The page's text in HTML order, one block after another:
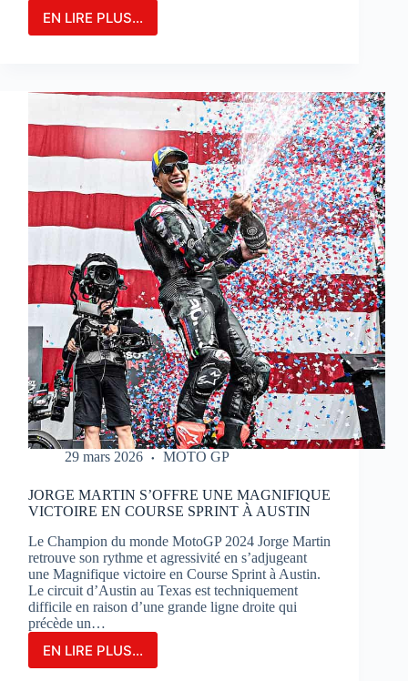
EN LIRE PLUS...
MARCO
GRAND
À
AUSTIN
DEVANT
CO-
ÉQUIPIER
JORGE
MARTIN
29 mars 2026 MOTO GP
JORGE MARTIN S’OFFRE UNE MAGNIFIQUE
VICTOIRE EN COURSE SPRINT À AUSTIN
Le Champion du monde MotoGP 2024 Jorge Martin
retrouve son rythme et agressivité en s’adjugeant
une Magnifique victoire en Course Sprint à Austin.
Le circuit d’Austin au Texas est techniquement
difficile en raison d’une grande ligne droite qui
précède un…
EN LIRE PLUS...
JORGE